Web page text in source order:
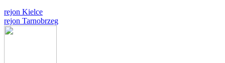
rejon Kielce
rejon Tarnobrzeg